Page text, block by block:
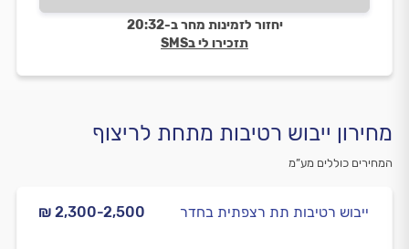
יחזור לזמינות מחר ב-20:32
תזכירו לי בSMS
מחירון ייבוש רטיבות מתחת לריצוף
המחירים כוללים מע”מ
₪ 2,300-2,500 ייבוש רטיבות תת רצפתית בחדר